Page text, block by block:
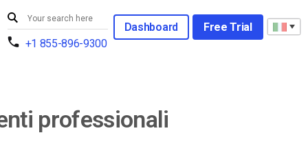
+1 855-896-9300
Dashboard Free Trial
professionali